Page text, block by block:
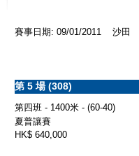
賽事日期: 09/01/2011 沙田
第 5 場 (308)
第四班 - 1400米 - (60-40)
夏普讓賽
HK$ 640,000